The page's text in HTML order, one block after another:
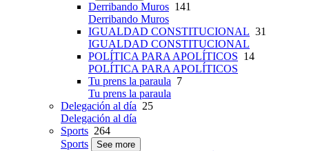
Derribando Muros 141
Derribando Muros
IGUALDAD CONSTITUCIONAL 31
IGUALDAD CONSTITUCIONAL
POLÍTICA PARA APOLÍTICOS 14
POLÍTICA PARA APOLÍTICOS
Tu prens la paraula 7
Tu prens la paraula
Delegación al día 25
Delegación al día
Sports 264
Sports
See more